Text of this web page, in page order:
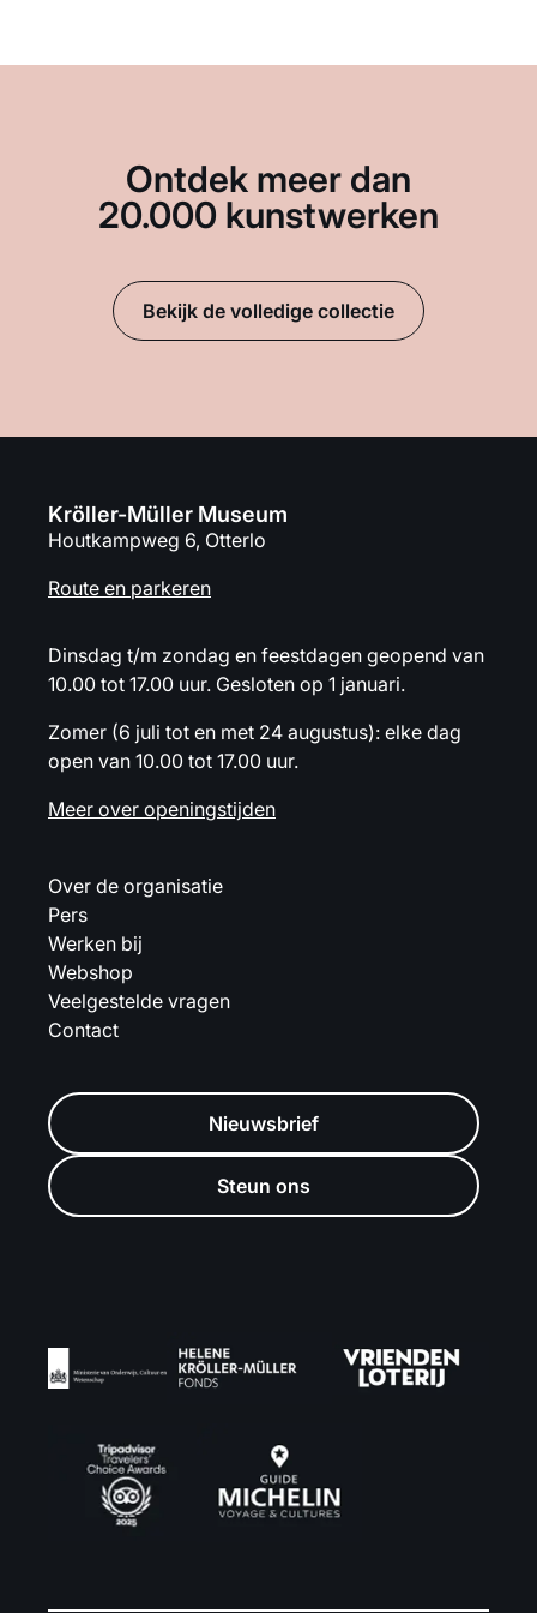
Ontdek meer dan
20.000 kunstwerken
Bekijk de volledige collectie
Kröller-Müller Museum
Houtkampweg 6, Otterlo
Route en parkeren
Dinsdag t/m zondag en feestdagen geopend van
10.00 tot 17.00 uur. Gesloten op 1 januari.
Zomer (6 juli tot en met 24 augustus): elke dag
open van 10.00 tot 17.00 uur.
Meer over openingstijden
Over de organisatie
Pers
Werken bij
Webshop
Veelgestelde vragen
Contact
Nieuwsbrief
Steun ons